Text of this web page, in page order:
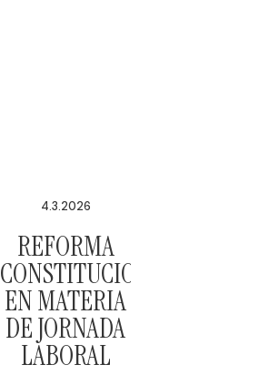
4.3.2026
REFORMA
CONSTITUCIONAL
EN MATERIA
DE JORNADA
LABORAL